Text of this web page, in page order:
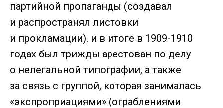
партийной пропаганды (создавал
и распространял листовки
и прокламации). и в итоге в 1909-1910
годах был трижды арестован по делу
о нелегальной типографии, а также
за связь с группой, которая занималась
«экспроприациями» (ограблениями